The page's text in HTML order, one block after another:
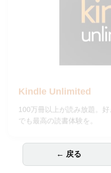
Kindle Unlimited
100万冊以上が読み放題。
でも最高の読書体験を。
← 戻る